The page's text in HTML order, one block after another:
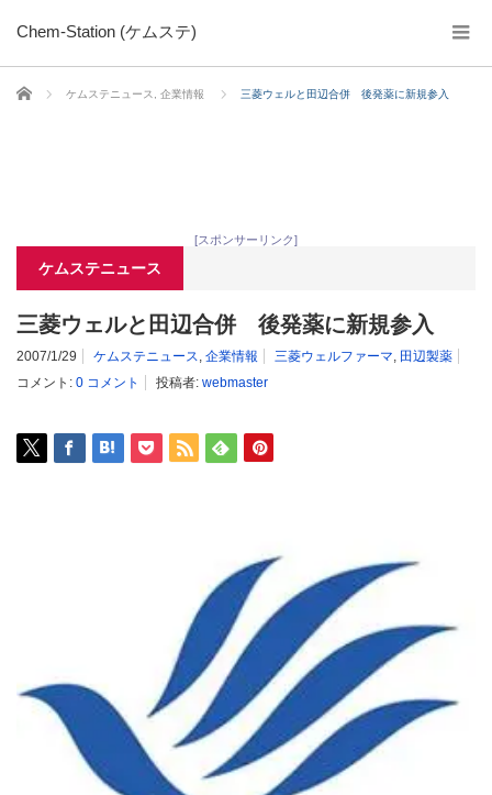
Chem-Station (ケムステ)
ホーム ケムステニュース 企業情報 三菱ウェルと田辺合併 後発薬に新規参入
[スポンサーリンク]
ケムステニュース
三菱ウェルと田辺合併 後発薬に新規参入
2007/1/29 ケムステニュース, 企業情報 三菱ウェルファーマ, 田辺製薬
コメント: 0 コメント 投稿者: webmaster